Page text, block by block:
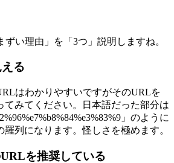
い理由」を「3つ」説明しますね。
る
はわかりやすいですがそのURLを
てみてください。日本語だった部分は
」のように
列になります。怪しさを極めます。
を推奨している